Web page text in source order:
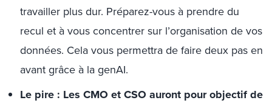
travailler plus dur. Préparez-vous à prendre du
recul et à vous concentrer sur l’organisation de vos
données. Cela vous permettra de faire deux pas en
avant grâce à la genAI.
Le pire : Les CMO et CSO auront pour objectif de